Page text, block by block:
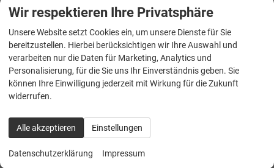
(NZ4) Notruf Service
(LT2) Geschwindigkeitsbegrenzer mit vorausschauender
Regelung
(7AL) Diebstahlwarnanlage mit Innenraumüberwachung,
Back-up-Horn und Abschleppschutz
(2H5) Fahrprofilauswahl
(6C2) Seitenairbag vorn, mit Kopfairbag und
Interaktionsairbag vorn
(8A5) Parkassistent ""Park Assist Pro"", inkl. Einparkhilfe
INNENAUSSTATTUNG UND KOMFORT:
(6XQ) Außenspiegel elektr. einstell-/ heizbar und
Wir respektieren Ihre Privatsphäre
Unsere Website setzt Cookies ein, um unsere Dienste für Sie
bereitzustellen. Hierbei berücksichtigen wir Ihre Auswahl und
verarbeiten nur die Daten für Marketing, Analytics und
Personalisierung, für die Sie uns Ihr Einverständnis geben. Sie
können Ihre Einwilligung jederzeit mit Wirkung für die Zukunft
widerrufen.
Alle akzeptieren Einstellungen
Datenschutzerklärung Impressum